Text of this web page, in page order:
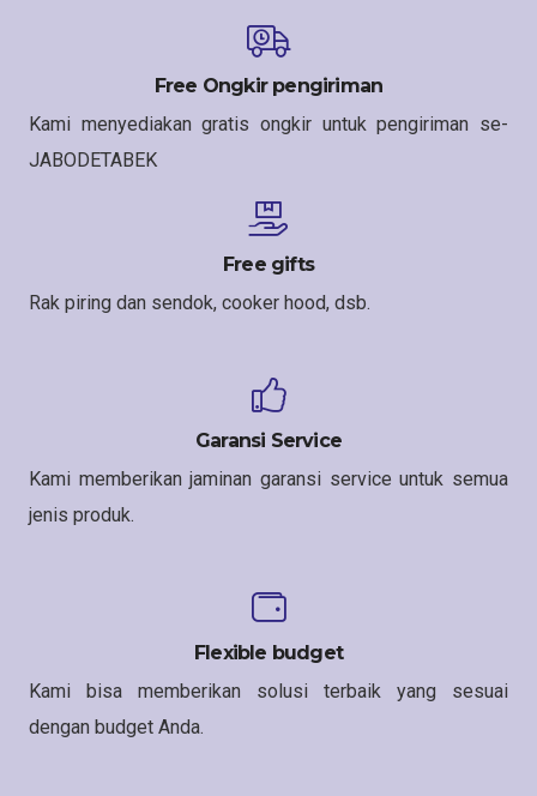
Free Ongkir pengiriman
Kami menyediakan gratis ongkir untuk pengiriman se-
JABODETABEK
Free gifts
Rak piring dan sendok, cooker hood, dsb.
Garansi Service
Kami memberikan jaminan garansi service untuk semua
jenis produk.
Flexible budget
Kami bisa memberikan solusi terbaik yang sesuai
dengan budget Anda.